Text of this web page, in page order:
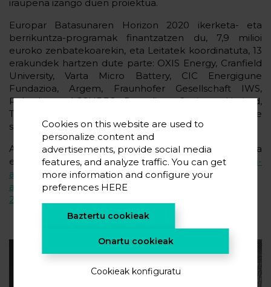
iraupena izango duen proiektua.
Europar Batasunaren Horizon 2020 ikerketa- eta
berrikuntza-programak finantzatzen du, 7,9 milioi
euroko zenbatekoarekin, eta Leitatek koordinatuta, 13
erakundek hartzen dute parte: OXIS Energy, Cranfield
University, Varta Micro Battery, CIC Energigune
Fundazioa, Argem, Fraunhofer Gesellschaft IWS,
Pulsedeon, ACCUREC Recycling, Optimat Limited,
Technische Universität Dresden, VDL Habilitación de
soluciones de transporte yRenault .
Albiste osoa
erdaraz:https://www.abc.es/motor/reportajes/abci-
azufre-baterias-coches-electricos-reduce-peso-y-
aumenta-capacidad-carga-y-autonomia-
201901030150_noticia.html
Harpidetu zaitez gure
newsletterrera
Cookies on this website are used to
personalize content and
advertisements, provide social media
features, and analyze traffic. You can get
more information and configure your
preferences HERE
Baztertu cookieak
Onartu cookieak
Cookieak konfiguratu